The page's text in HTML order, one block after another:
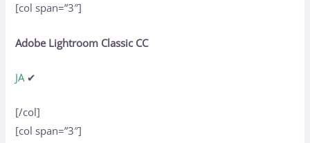
[col span=”3″]
Adobe Lightroom Classic CC
JA ✔
[/col]
[col span=”3″]